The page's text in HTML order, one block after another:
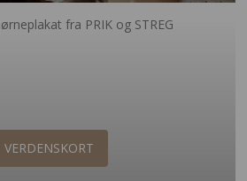
VERDENSKORT